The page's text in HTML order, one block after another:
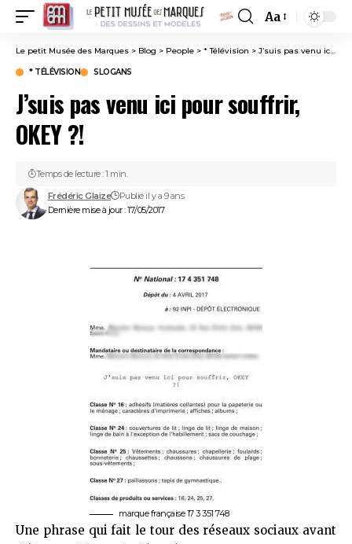
Font
Resizer
Aa
Le petit Musée des Marques > Blog > People > * Télévision > J’suis pas venu ici pour souffrir, OKEY ?!
* TÉLÉVISION SLOGANS
J’suis pas venu ici pour souffrir,
OKEY ?!
Dernière mise à jour : 17/05/2017
Frédéric Glaize Publié il y a 9 ans
Temps de lecture : 1 min.
marque française 17 3 351 748
Une phrase qui fait le tour des réseaux sociaux avant